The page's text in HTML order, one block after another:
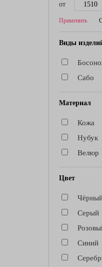
от
Применить
Виды
Сабо
Материал
Кожа
Нубук
Велюр
Цвет
Серый
Синий